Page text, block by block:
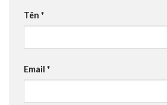
Tên *
Email *